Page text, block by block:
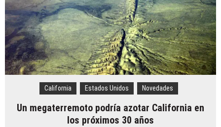
California Estados Unidos Novedades
Un megaterremoto podría azotar California en
los próximos 30 años